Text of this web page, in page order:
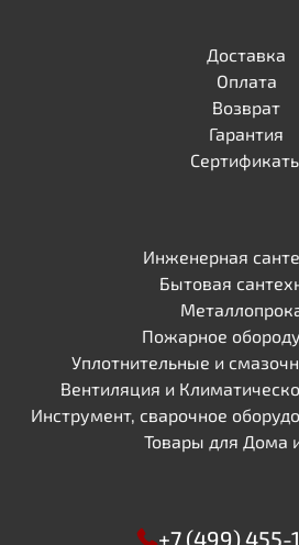
Доставка
Оплата
Возврат
Гарантия
Инженерная
Бытовая
Пожарное
Уплотнительные и
Вентиляция и
Инструмент, сварочное
Товары для Дома
+7 (499) 455-